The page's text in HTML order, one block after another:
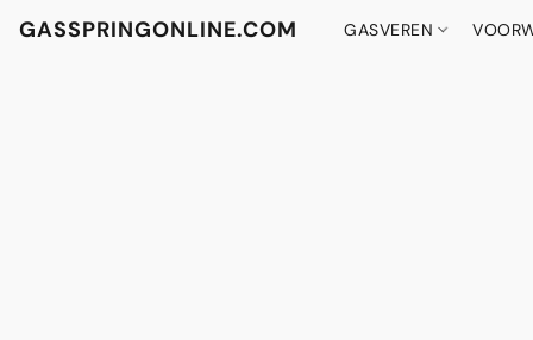
GASSPRINGONLINE.COM GASVEREN